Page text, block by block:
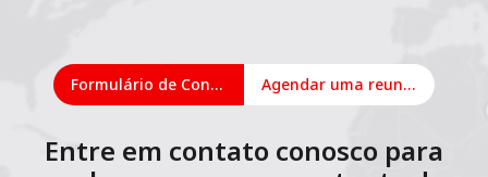
Formulário de Contato Agendar uma reunião on-line
Entre em contato conosco para